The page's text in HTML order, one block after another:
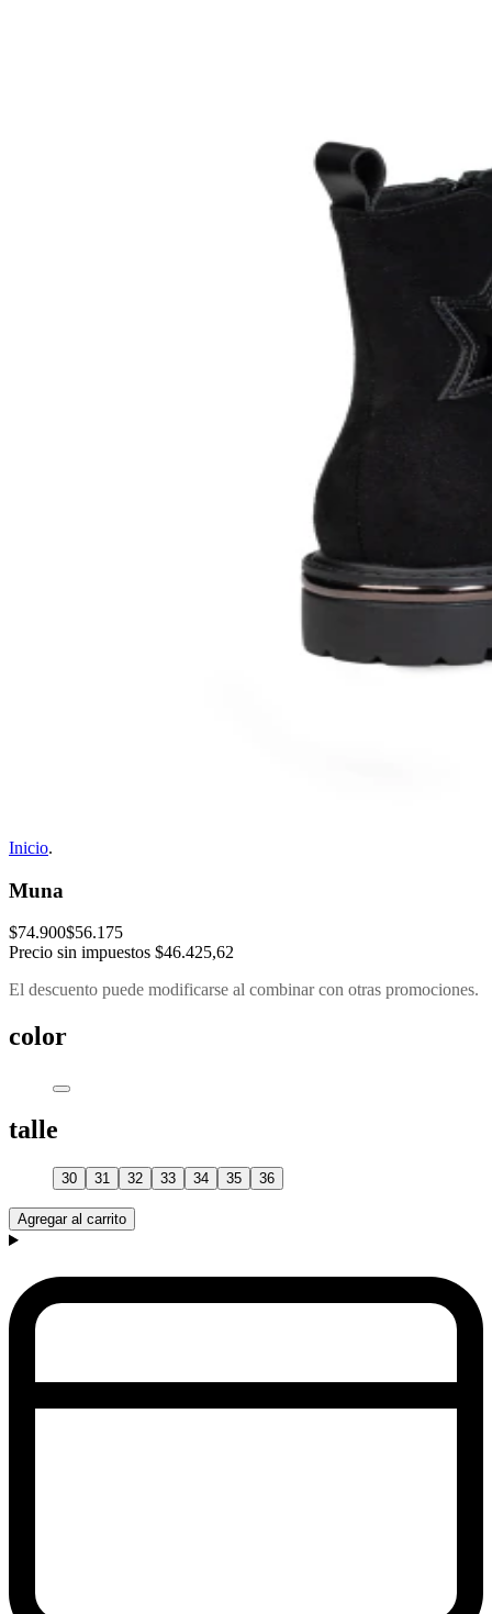
Inicio.
Muna
$74.900$56.175
Precio sin impuestos $46.425,62
El descuento puede modificarse al combinar con otras promociones.
color
talle
30 31 32 33 34 35 36
Agregar al carrito